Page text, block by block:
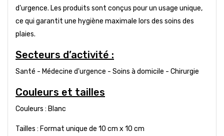
d'urgence. Les produits sont conçus pour un usage unique,
ce qui garantit une hygiène maximale lors des soins des
plaies.
Secteurs d’activité :
Santé - Médecine d'urgence - Soins à domicile - Chirurgie
Couleurs et tailles
Couleurs : Blanc
Tailles : Format unique de 10 cm x 10 cm